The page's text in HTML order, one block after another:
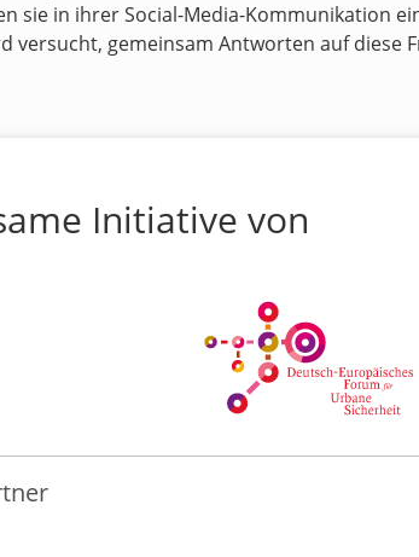
sie in ihrer Social-Media-Kommunikation
versucht, gemeinsam Antworten auf diese
Initiative von